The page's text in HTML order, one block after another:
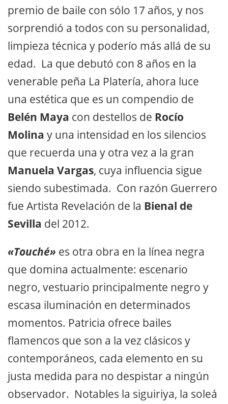
premio de baile con sólo 17 años, y nos
sorprendió a todos con su personalidad,
limpieza técnica y poderío más allá de su
edad. La que debutó con 8 años en la
venerable peña La Platería, ahora luce
una estética que es un compendio de
Belén Maya con destellos de Rocío
Molina y una intensidad en los silencios
que recuerda una y otra vez a la gran
Manuela Vargas, cuya influencia sigue
siendo subestimada. Con razón Guerrero
fue Artista Revelación de la Bienal de
Sevilla del 2012.
«Touché» es otra obra en la línea negra
que domina actualmente: escenario
negro, vestuario principalmente negro y
escasa iluminación en determinados
momentos. Patricia ofrece bailes
flamencos que son a la vez clásicos y
contemporáneos, cada elemento en su
justa medida para no despistar a ningún
observador. Notables la siguiriya, la soleá